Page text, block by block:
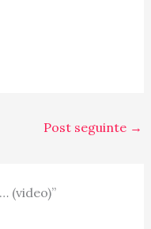
Post seguinte →
(video)”